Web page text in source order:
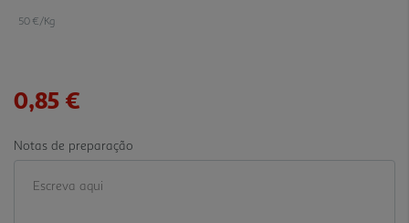
50 €/Kg
0,85 €
Notas de preparação